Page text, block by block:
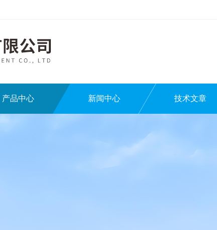
产品中心 新闻中心 技术文章